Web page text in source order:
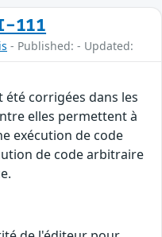
111
- Published: - Updated:
corrigées dans les
elles permettent à
exécution de code
de code arbitraire